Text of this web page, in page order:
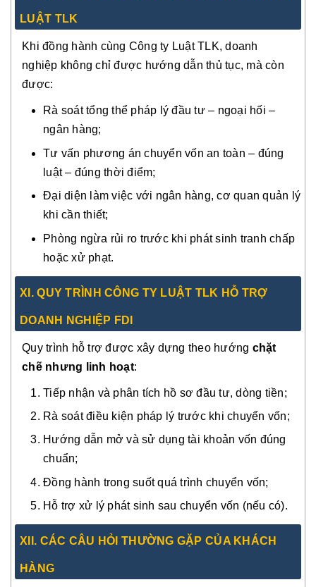
LUẬT TLK
Khi đồng hành cùng Công ty Luật TLK, doanh
nghiệp không chỉ được hướng dẫn thủ tục, mà còn
được:
Rà soát tổng thể pháp lý đầu tư – ngoại hối –
ngân hàng;
Tư vấn phương án chuyển vốn an toàn – đúng
luật – đúng thời điểm;
Đại diện làm việc với ngân hàng, cơ quan quản lý
khi cần thiết;
Phòng ngừa rủi ro trước khi phát sinh tranh chấp
hoặc xử phạt.
XI. QUY TRÌNH CÔNG TY LUẬT TLK HỖ TRỢ
DOANH NGHIỆP FDI
Quy trình hỗ trợ được xây dựng theo hướng chặt
chẽ nhưng linh hoạt:
Tiếp nhận và phân tích hồ sơ đầu tư, dòng tiền;
Rà soát điều kiện pháp lý trước khi chuyển vốn;
Hướng dẫn mở và sử dụng tài khoản vốn đúng
chuẩn;
Đồng hành trong suốt quá trình chuyển vốn;
Hỗ trợ xử lý phát sinh sau chuyển vốn (nếu có).
XII. CÁC CÂU HỎI THƯỜNG GẶP CỦA KHÁCH
HÀNG